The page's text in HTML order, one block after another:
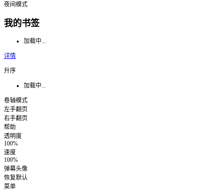
夜间模式
我的书签
加载中...
详情
升序
加载中...
卷轴模式
左手翻页
右手翻页
帮助
透明度
100%
速度
100%
弹幕头像
恢复默认
菜单